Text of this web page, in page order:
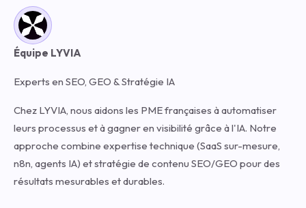
Équipe LYVIA
Experts en SEO, GEO & Stratégie IA
Chez LYVIA, nous aidons les PME françaises à automatiser
leurs processus et à gagner en visibilité grâce à l'IA. Notre
approche combine expertise technique (SaaS sur-mesure,
n8n, agents IA) et stratégie de contenu SEO/GEO pour des
résultats mesurables et durables.